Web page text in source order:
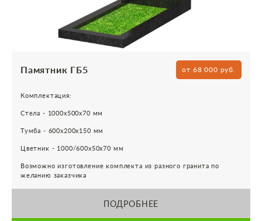
Памятник ГБ5 от 68 000 руб.
Комплектация:
Стела - 1000х500х70 мм
Тумба - 600х200х150 мм
Цветник - 1000/600х50х70 мм
Возможно изготовление комплекта из разного гранита по
желанию заказчика
ПОДРОБНЕЕ